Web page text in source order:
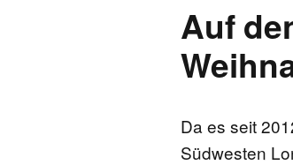
Auf
Da es seit
Südwesten